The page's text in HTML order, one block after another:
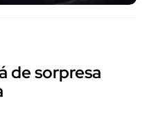
de sorpresa